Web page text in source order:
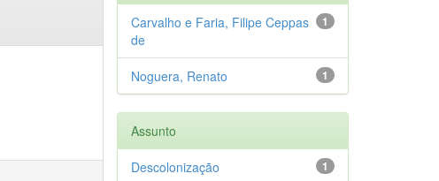
1
Carvalho e Faria, Filipe Ceppas
de
1
Noguera, Renato
Assunto
1
Descolonização